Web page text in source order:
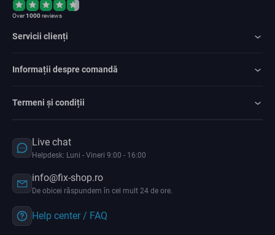
Over1000reviews
Servicii clienți
Informații despre comandă
Termeni și condiții
Live chat
Helpdesk: Luni - Vineri 9:00 - 16:00
info@fix-shop.ro
De obicei răspundem în cel mult 24 de ore.
Help center / FAQ